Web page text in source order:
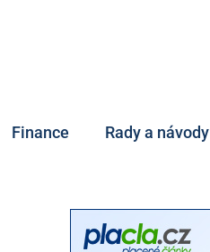
Finance Rady a návody